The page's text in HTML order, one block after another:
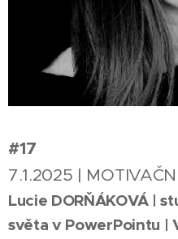
#17
7.1.2025 |
Lucie DORŇÁKOVÁ |
světa v PowerPointu |